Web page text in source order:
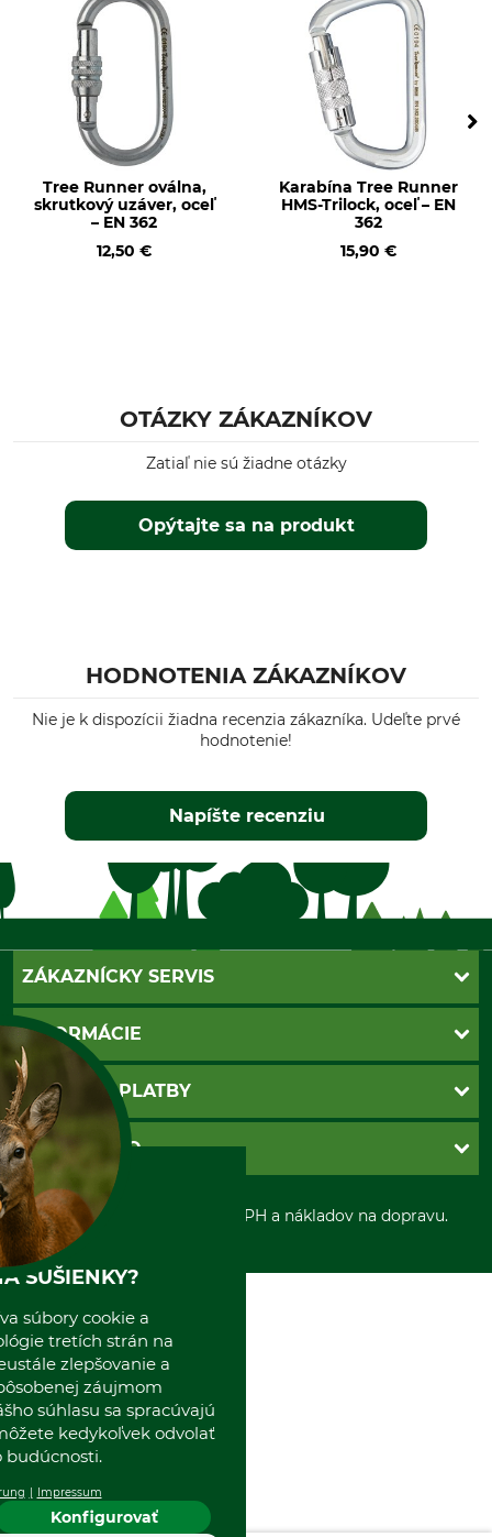
Skrutkovací článok
Maillon Oval GO
Zaťaženie na medzi
pevnosti vertikálne
Skrutkovač
Konštrukčný tvar
Výroba
Dĺžka
Tree Runner oválna,
skrutkový uzáver, oceľ
– EN 362
12,50 €
Karabína Tree Runner
HMS-Trilock, oceľ – EN
362
15,90 €
OTÁZKY ZÁKAZNÍKOV
Opýtajte sa na produkt
Zatiaľ nie sú žiadne otázky
HODNOTENIA ZÁKAZNÍKOV
Nie je k dispozícii žiadna recenzia zákazníka. Udeľte prvé
hodnotenie!
Napíšte recenziu
ZÁKAZNÍCKY SERVIS
Kontakt
Katalógy
Newsletter
Nastavenia súborov cookie
INFORMÁCIE
Povinné údaje
Obchodné podmienky
Ochrana osobnych udajov
Otváracie hodiny
Zrušenie objednávky
SPÔSOBY PLATBY
Dobierka
Platba vopred
Sepa-inkaso
Osobný odber
GRUBE S.R.O.
O nás
Predajňa
Kolektív GRUBE
Naše pobočky v Európe
*Všetky ceny sú vrátane DPH a nákladov na dopravu.
SUŠIENKY?
súbory cookie a
tretích strán na
zlepšovanie a
záujmom
súhlasu sa spracúvajú
kedykoľvek odvolať
budúcnosti.
Impressum
Konfigurovať